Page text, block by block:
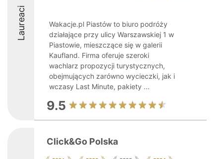
Laureaci
Wakacje.pl Piastów to biuro podróży
działające przy ulicy Warszawskiej 1 w
Piastowie, mieszczące się w galerii
Kaufland. Firma oferuje szeroki
wachlarz propozycji turystycznych,
obejmujących zarówno wycieczki, jak i
wczasy Last Minute, pakiety ...
9.5
Click&Go Polska